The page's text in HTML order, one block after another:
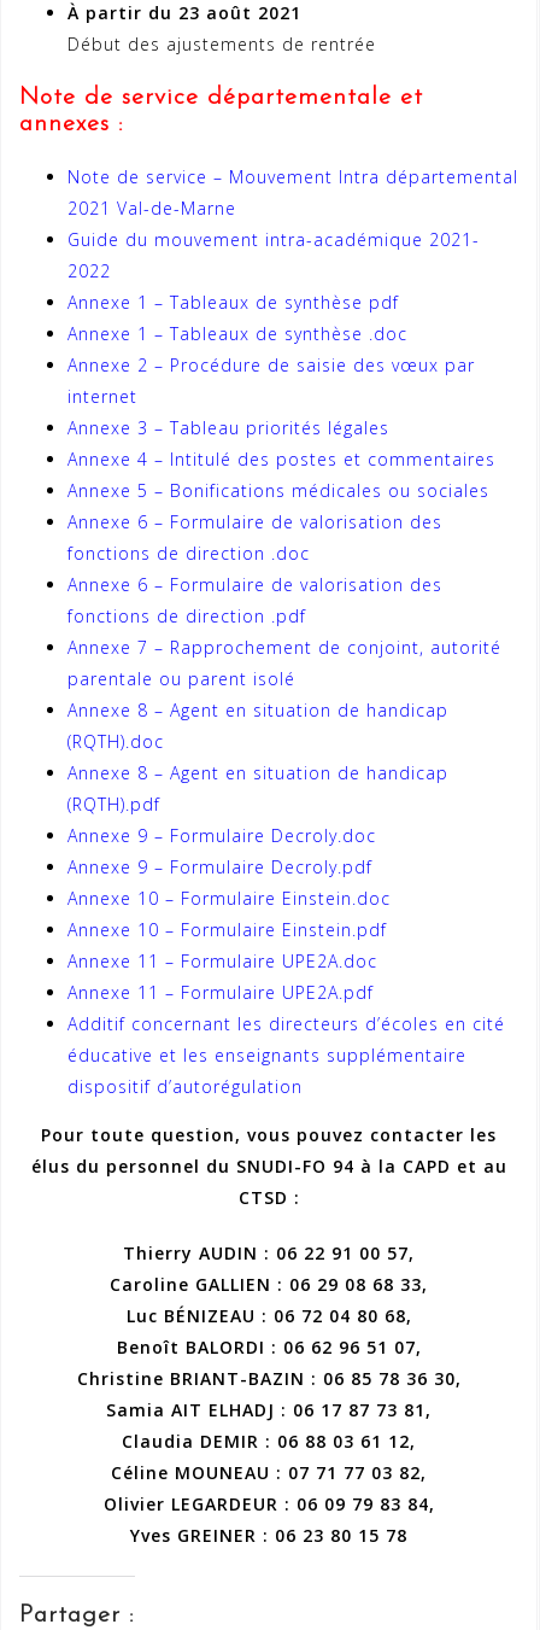
À partir du 23 août 2021
Début des ajustements de rentrée
Note de service départementale et
annexes :
Note de service – Mouvement Intra départemental
2021 Val-de-Marne
Guide du mouvement intra-académique 2021-
2022
Annexe 1 – Tableaux de synthèse pdf
Annexe 1 – Tableaux de synthèse .doc
Annexe 2 – Procédure de saisie des vœux par
internet
Annexe 3 – Tableau priorités légales
Annexe 4 – Intitulé des postes et commentaires
Annexe 5 – Bonifications médicales ou sociales
Annexe 6 – Formulaire de valorisation des
fonctions de direction .doc
Annexe 6 – Formulaire de valorisation des
fonctions de direction .pdf
Annexe 7 – Rapprochement de conjoint, autorité
parentale ou parent isolé
Annexe 8 – Agent en situation de handicap
(RQTH).doc
Annexe 8 – Agent en situation de handicap
(RQTH).pdf
Annexe 9 – Formulaire Decroly.doc
Annexe 9 – Formulaire Decroly.pdf
Annexe 10 – Formulaire Einstein.doc
Annexe 10 – Formulaire Einstein.pdf
Annexe 11 – Formulaire UPE2A.doc
Annexe 11 – Formulaire UPE2A.pdf
Additif concernant les directeurs d’écoles en cité
éducative et les enseignants supplémentaire
dispositif d’autorégulation
Pour toute question, vous pouvez contacter les
élus du personnel du SNUDI-FO 94 à la CAPD et au
CTSD :
Thierry AUDIN : 06 22 91 00 57,
Caroline GALLIEN : 06 29 08 68 33,
Luc BÉNIZEAU : 06 72 04 80 68,
Benoît BALORDI : 06 62 96 51 07,
Christine BRIANT-BAZIN : 06 85 78 36 30,
Samia AIT ELHADJ : 06 17 87 73 81,
Claudia DEMIR : 06 88 03 61 12,
Céline MOUNEAU : 07 71 77 03 82,
Olivier LEGARDEUR : 06 09 79 83 84,
Yves GREINER : 06 23 80 15 78
Partager :